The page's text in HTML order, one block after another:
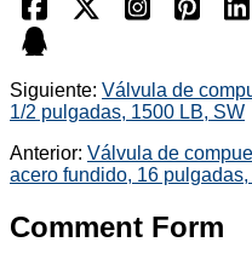
Siguiente: Válvula de
1/2 pulgadas, 1500 LB, SW
Anterior: Válvula de
acero fundido, 16
Comment Form